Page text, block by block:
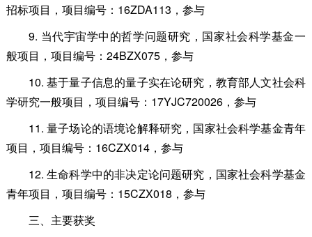
招标项目，项目编号：16ZDA113，参与
9. 当代宇宙学中的哲学问题研究，国家社会科学基金一
般项目，项目编号：24BZX075，参与
10. 基于量子信息的量子实在论研究，教育部人文社会科
学研究一般项目，项目编号：17YJC720026，参与
11. 量子场论的语境论解释研究，国家社会科学基金青年
项目，项目编号：16CZX014，参与
12. 生命科学中的非决定论问题研究，国家社会科学基金
青年项目，项目编号：15CZX018，参与
三、主要获奖